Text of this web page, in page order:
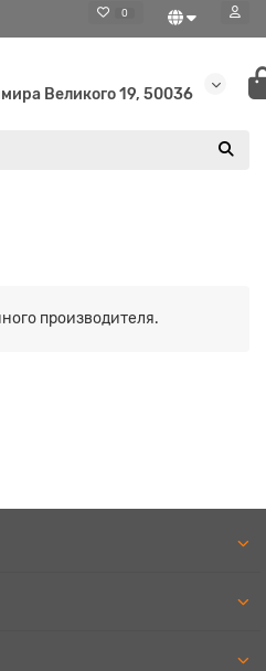
0
Великого 19, 50036
производителя.